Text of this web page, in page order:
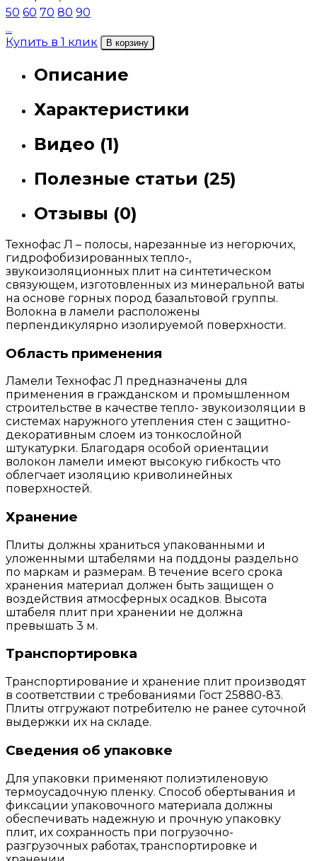
50 60 70 80 90
...
Купить в 1 клик
В корзину
Описание
Характеристики
Видео (1)
Полезные статьи (25)
Отзывы (0)
Технофас Л – полосы, нарезанные из негорючих,
гидрофобизированных тепло-,
звукоизоляционных плит на синтетическом
связующем, изготовленных из минеральной ваты
на основе горных пород базальтовой группы.
Волокна в ламели расположены
перпендикулярно изолируемой поверхности.
Область применения
Ламели Технофас Л предназначены для
применения в гражданском и промышленном
строительстве в качестве тепло- звукоизоляции в
системах наружного утепления стен с защитно-
декоративным слоем из тонкослойной
штукатурки. Благодаря особой ориентации
волокон ламели имеют высокую гибкость что
облегчает изоляцию криволинейных
поверхностей.
Хранение
Плиты должны храниться упакованными и
уложенными штабелями на поддоны раздельно
по маркам и размерам. В течение всего срока
хранения материал должен быть защищен о
воздействия атмосферных осадков. Высота
штабеля плит при хранении не должна
превышать 3 м.
Транспортировка
Транспортирование и хранение плит производят
в соответствии с требованиями Гост 25880-83.
Плиты отгружают потребителю не ранее суточной
выдержки их на складе.
Сведения об упаковке
Для упаковки применяют полиэтиленовую
термоусадочную пленку. Способ обертывания и
фиксации упаковочного материала должны
обеспечивать надежную и прочную упаковку
плит, их сохранность при погрузочно-
разгрузочных работах, транспортировке и